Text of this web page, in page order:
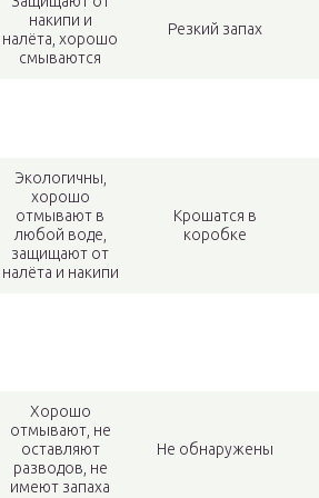
накипи и
налёта, хорошо
смываются
Резкий запах
Экологичны,
хорошо
отмывают в
любой воде,
защищают от
налёта и накипи
Крошатся в
коробке
Хорошо
отмывают, не
оставляют
разводов, не
имеют запаха
Не обнаружены